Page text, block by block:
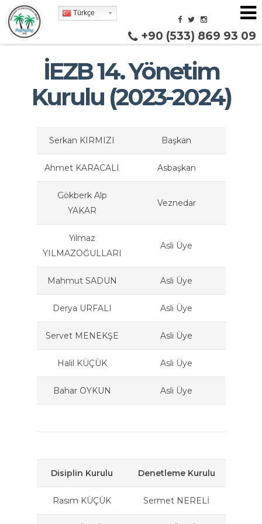
Türkçe
+90 (533) 869 93 09
İEZB 14. Yönetim
Kurulu (2023-2024)
Serkan KIRMIZI Başkan
Ahmet KARACALI Asbaşkan
Gökberk Alp
YAKAR
Veznedar
Yılmaz
YILMAZOĞULLARI
Asli Üye
Mahmut SADUN Asli Üye
Derya URFALI Asli Üye
Servet MENEKŞE Asli Üye
Halil KÜÇÜK Asli Üye
Bahar OYKUN Asli Üye
Disiplin Kurulu Denetleme Kurulu
Rasım KÜÇÜK Sermet NERELİ